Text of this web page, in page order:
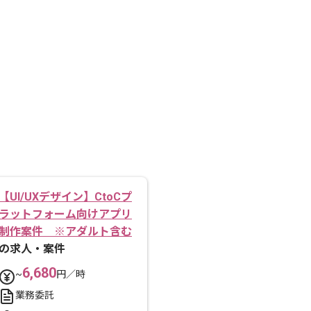
UI/UXデザイン】CtoCプ
ットフォーム向けアプリ
作案件 ※アダルト含む
求人・案件
~6,680円／時
業務委託